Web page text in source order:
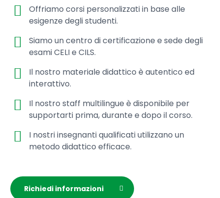
Offriamo corsi personalizzati in base alle
esigenze degli studenti.
Siamo un centro di certificazione e sede degli
esami CELI e CILS.
Il nostro materiale didattico è autentico ed
interattivo.
Il nostro staff multilingue è disponibile per
supportarti prima, durante e dopo il corso.
I nostri insegnanti qualificati utilizzano un
metodo didattico efficace.
Richiedi informazioni